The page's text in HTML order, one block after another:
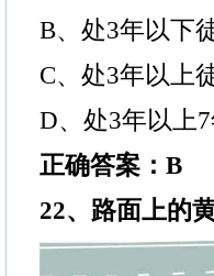
B、处3年以下
C、处3年以上
D、处3年以上
正确答案：B
22、路面上的